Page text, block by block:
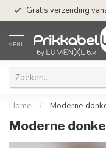
Gratis verzending
MENU
Home / Moderne
Moderne